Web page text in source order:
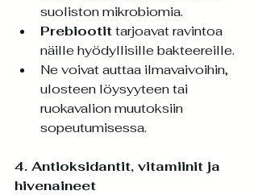
suoliston mikrobiomia.
Prebiootit tarjoavat ravintoa
näille hyödyllisille bakteereille.
Ne voivat auttaa ilmavaivoihin,
ulosteen löysyyteen tai
ruokavalion muutoksiin
sopeutumisessa.
4. Antioksidantit, vitamiinit ja
hivenaineet